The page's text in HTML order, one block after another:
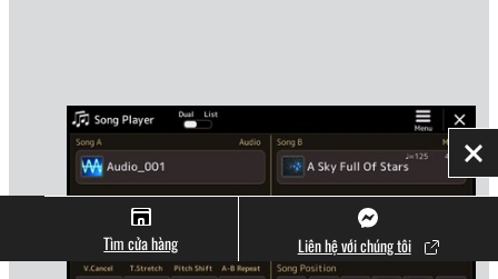
Tìm cửa hàng Liên hệ với chúng tôi